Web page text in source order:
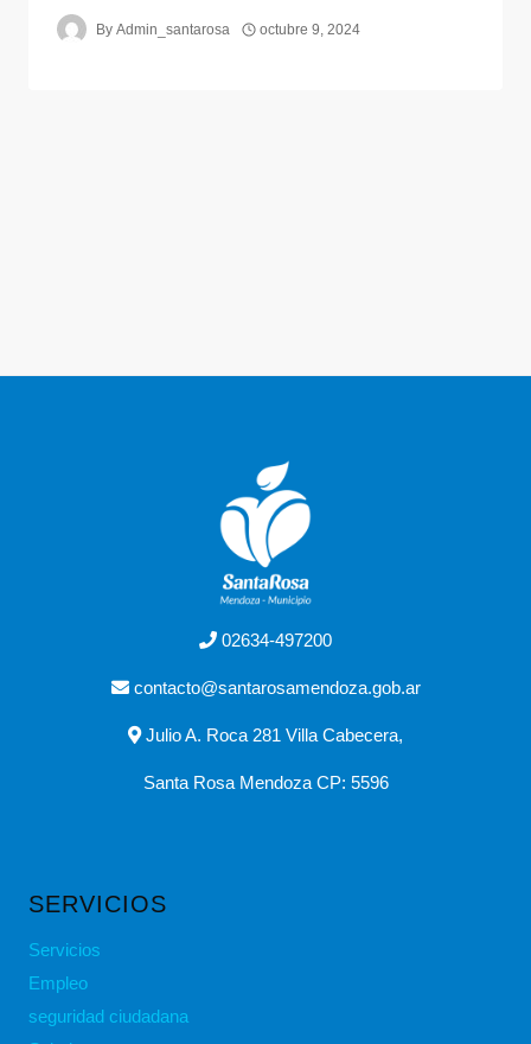
By Admin_santarosa octubre 9, 2024
02634-497200
contacto@santarosamendoza.gob.ar
Julio A. Roca 281 Villa Cabecera,
Santa Rosa Mendoza CP: 5596
SERVICIOS
Servicios
Empleo
seguridad ciudadana